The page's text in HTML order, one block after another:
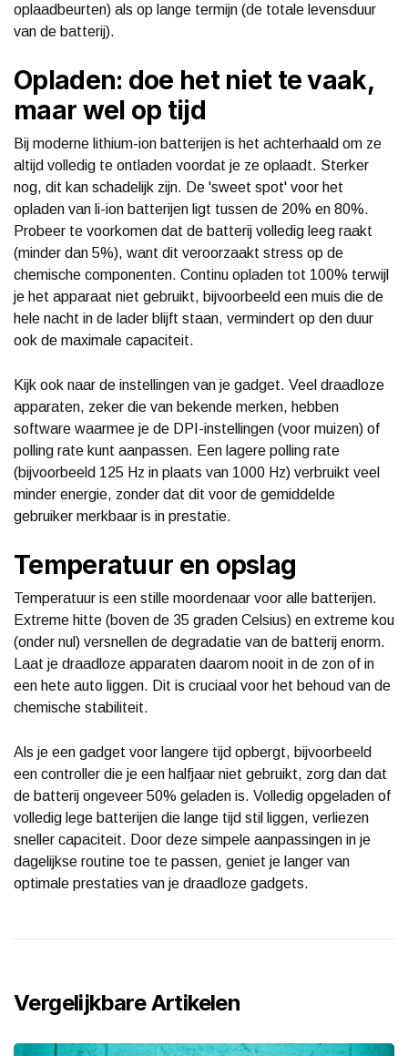
oplaadbeurten) als op lange termijn (de totale levensduur
van de batterij).
Opladen: doe het niet te vaak,
maar wel op tijd
Bij moderne lithium-ion batterijen is het achterhaald om ze
altijd volledig te ontladen voordat je ze oplaadt. Sterker
nog, dit kan schadelijk zijn. De 'sweet spot' voor het
opladen van li-ion batterijen ligt tussen de 20% en 80%.
Probeer te voorkomen dat de batterij volledig leeg raakt
(minder dan 5%), want dit veroorzaakt stress op de
chemische componenten. Continu opladen tot 100% terwijl
je het apparaat niet gebruikt, bijvoorbeeld een muis die de
hele nacht in de lader blijft staan, vermindert op den duur
ook de maximale capaciteit.
Kijk ook naar de instellingen van je gadget. Veel draadloze
apparaten, zeker die van bekende merken, hebben
software waarmee je de DPI-instellingen (voor muizen) of
polling rate kunt aanpassen. Een lagere polling rate
(bijvoorbeeld 125 Hz in plaats van 1000 Hz) verbruikt veel
minder energie, zonder dat dit voor de gemiddelde
gebruiker merkbaar is in prestatie.
Temperatuur en opslag
Temperatuur is een stille moordenaar voor alle batterijen.
Extreme hitte (boven de 35 graden Celsius) en extreme kou
(onder nul) versnellen de degradatie van de batterij enorm.
Laat je draadloze apparaten daarom nooit in de zon of in
een hete auto liggen. Dit is cruciaal voor het behoud van de
chemische stabiliteit.
Als je een gadget voor langere tijd opbergt, bijvoorbeeld
een controller die je een halfjaar niet gebruikt, zorg dan dat
de batterij ongeveer 50% geladen is. Volledig opgeladen of
volledig lege batterijen die lange tijd stil liggen, verliezen
sneller capaciteit. Door deze simpele aanpassingen in je
dagelijkse routine toe te passen, geniet je langer van
optimale prestaties van je draadloze gadgets.
Vergelijkbare Artikelen